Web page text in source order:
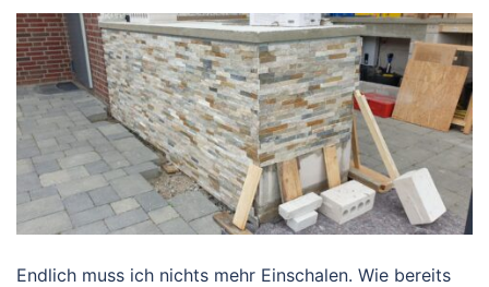
Endlich muss ich nichts mehr Einschalen. Wie bereits